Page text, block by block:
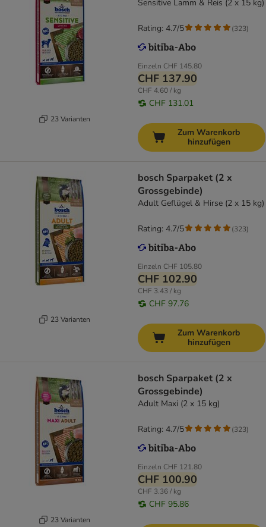
23 Varianten
Sensitive Lamm & Reis (2 x 15 kg)
Einzeln CHF 145.80
CHF 137.90
CHF 4.60 / kg
CHF 131.01
Rating: 4.7/5 (323)
Zum Warenkorb
hinzufügen
23 Varianten
bosch Sparpaket (2 x
Grossgebinde)
Adult Geflügel & Hirse (2 x 15 kg)
Einzeln CHF 105.80
CHF 102.90
CHF 3.43 / kg
CHF 97.76
Rating: 4.7/5 (323)
Zum Warenkorb
hinzufügen
23 Varianten
bosch Sparpaket (2 x
Grossgebinde)
Adult Maxi (2 x 15 kg)
Einzeln CHF 121.80
CHF 100.90
CHF 3.36 / kg
CHF 95.86
Rating: 4.7/5 (323)